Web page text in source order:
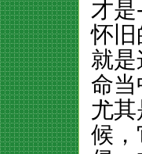
才
怀旧
就
命当
尤
候，